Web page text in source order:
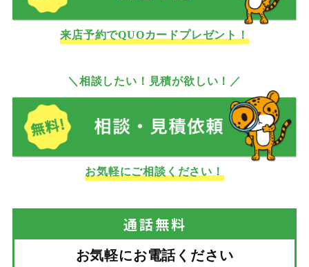
来店予約でQUOカードプレゼント！
＼相談したい！見積が欲しい！／
お気軽にご相談ください！
通話無料
お気軽にお電話ください